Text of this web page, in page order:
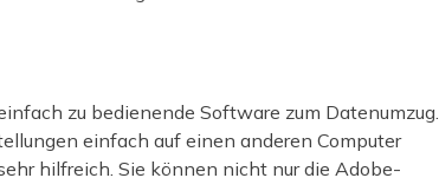
zu bedienende Software zum Datenumzug.
einfach auf einen anderen Computer
hilfreich. Sie können nicht nur die Adobe-